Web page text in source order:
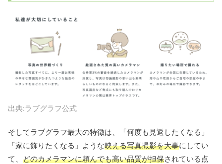
出典:ラブグラフ公式
そしてラブグラフ最大の特徴は、「何度も見返したくなる」
「家に飾りたくなる」ような映える写真撮影を大事にしてい
て、 どのカメラマンに頼んでも高い品質が担保されている点